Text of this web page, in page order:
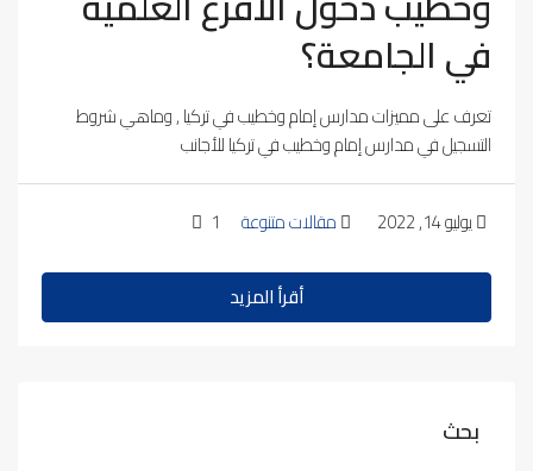
في الجامعة؟
تعرف على مميزات مدارس إمام وخطيب في تركيا , وماهي شروط
التسجيل في مدارس إمام وخطيب في تركيا للأجانب
يوليو 14, 2022 مقالات متنوعة 1
أقرأ المزيد
بحث